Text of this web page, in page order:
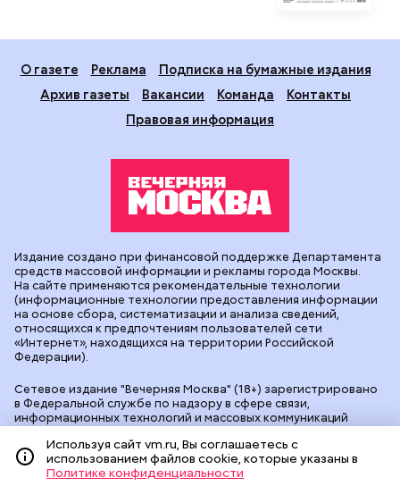
О газете Реклама
Подписка на бумажные издания
Архив газеты
Вакансии Команда
Контакты
Правовая информация
Сетевое издание "Вечерняя Москва" (18+) зарегистрировано
в Федеральной службе по надзору в сфере связи,
информационных технологий и массовых коммуникаций
90524 от 09.12.2025. Учредитель: АО "Редакция газеты
"Вечерняя Москва". Главный редактор vm.ru: Александр
Геннадьевич Глуходедов. Адрес редакции: 127015, г.Москва,
Издание создано при финансовой поддержке Департамента
средств массовой информации и рекламы города Москвы.
На сайте применяются рекомендательные технологии
(информационные технологии предоставления информации
на основе сбора, систематизации и анализа сведений,
относящихся к предпочтениям пользователей сети
«Интернет», находящихся на территории Российской
Федерации).
Используя сайт vm.ru, Вы соглашаетесь с
использованием файлов cookie, которые указаны в
Политике конфиденциальности